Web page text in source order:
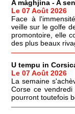
A màghjina - A
Le 07 Août 2026
Face à
veille sur le golfe
promontoire, elle
des plus beaux
U tempu in
Le 07 Août 2026
La semaine
Corse ce
pourront toutefois